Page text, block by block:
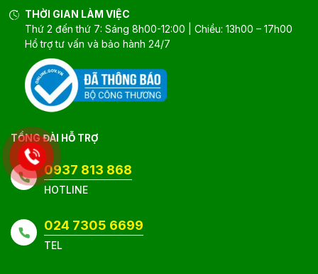
THỜI GIAN LÀM VIỆC
Thứ 2 đến thứ 7: Sáng 8h00-12:00 | Chiều: 13h00 – 17h00
Hổ trợ tư vấn và bảo hành 24/7
TỔNG ĐÀI HỖ TRỢ
0937 813 868
HOTLINE
024 7305 6699
TEL